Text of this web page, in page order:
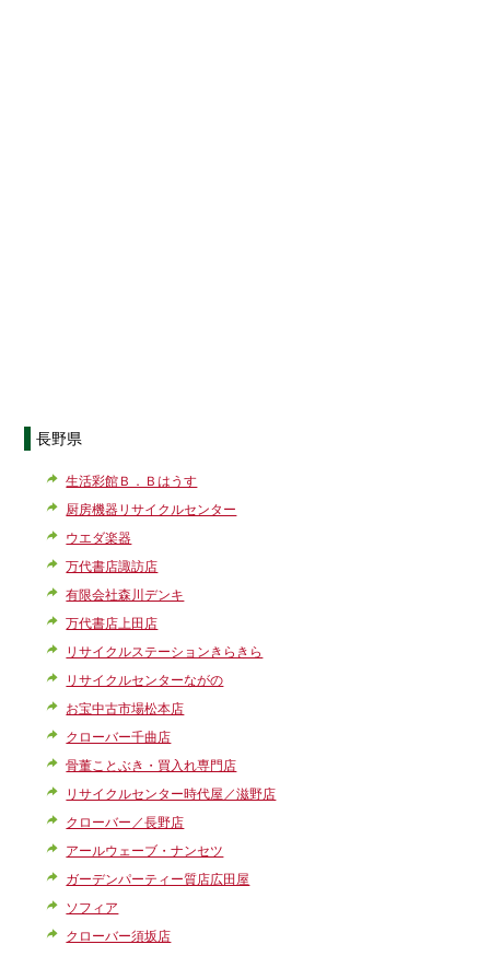
長野県
生活彩館Ｂ．Ｂはうす
厨房機器リサイクルセンター
ウエダ楽器
万代書店諏訪店
有限会社森川デンキ
万代書店上田店
リサイクルステーションきらきら
リサイクルセンターながの
お宝中古市場松本店
クローバー千曲店
骨董ことぶき・買入れ専門店
リサイクルセンター時代屋／滋野店
クローバー／長野店
アールウェーブ・ナンセツ
ガーデンパーティー質店広田屋
ソフィア
クローバー須坂店